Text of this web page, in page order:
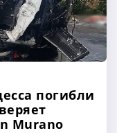
погибли
Murano